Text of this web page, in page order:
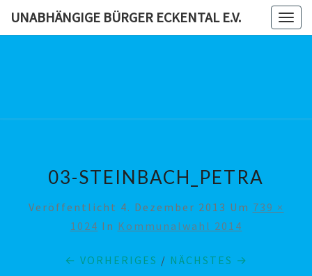
UNABHÄNGIGE BÜRGER ECKENTAL E.V.
03-STEINBACH_PETRA
Veröffentlicht 4. Dezember 2013 Um 739 ×
1024 In Kommunalwahl 2014
← VORHERIGES / NÄCHSTES →